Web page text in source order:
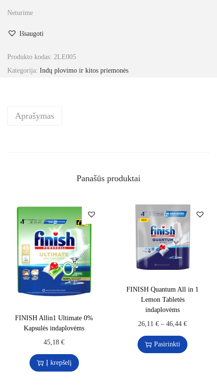
Neturime
Išsaugoti
Produkto kodas: 2LE005
Kategorija: Indų plovimo ir kitos priemonės
Aprašymas
Panašūs produktai
FINISH Allin1 Ultimate 0%
Kapsulės indaplovėms
45,18€
Į krepšelį
FINISH Quantum All in 1
Lemon Tabletės
indaplovėms
26,11€ –46,44€
Pasirinkti